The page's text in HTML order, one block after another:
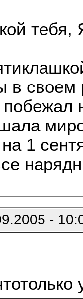
тебя,
в своем
на 1
-